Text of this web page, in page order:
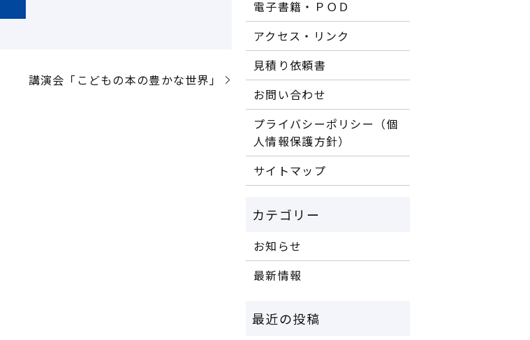
講演会「こどもの本の豊かな世界」
電子書籍・ＰＯＤ
アクセス・リンク
見積り依頼書
お問い合わせ
プライバシーポリシー（個
人情報保護方針）
サイトマップ
お知らせ
最新情報